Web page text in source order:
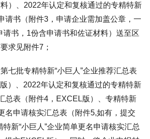
）、2022年认定和复核通过的专精特新
请书（附件3，申请企业需加盖公章，一
请书，1份含申请书和佐证材料）送至区
求见附件7；
七批专精特新“小巨人”企业推荐汇总表
）、2022年认定和复核通过的专精特新
总表（附件4，EXCEL版）、专精特新
名申请核实汇总表（附件5,如有，提交
新“小巨人”企业简单更名申请核实汇总